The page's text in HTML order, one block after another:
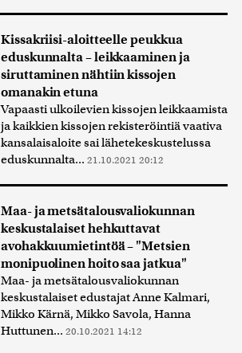
Kissakriisi-aloitteelle peukkua
eduskunnalta – leikkaaminen ja
siruttaminen nähtiin kissojen
omanakin etuna
Vapaasti ulkoilevien kissojen leikkaamista
ja kaikkien kissojen rekisteröintiä vaativa
kansalaisaloite sai lähetekeskustelussa
eduskunnalta... 21.10.2021 20:12
Maa- ja metsätalousvaliokunnan
keskustalaiset hehkuttavat
avohakkuumietintöä – "Metsien
monipuolinen hoito saa jatkua"
Maa- ja metsätalousvaliokunnan
keskustalaiset edustajat Anne Kalmari,
Mikko Kärnä, Mikko Savola, Hanna
Huttunen... 20.10.2021 14:12